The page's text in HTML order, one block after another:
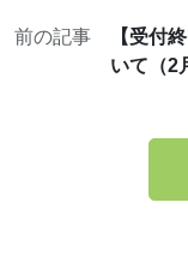
前の記事
【受付
いて（2